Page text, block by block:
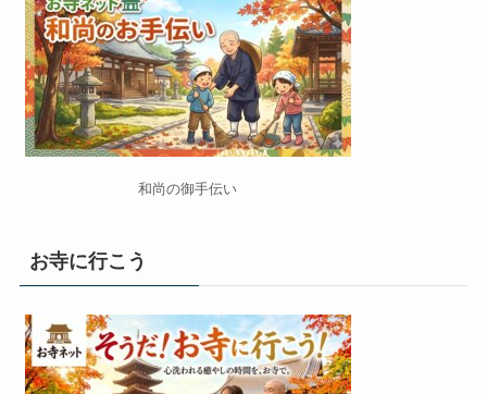
和尚の御手伝い
お寺に行こう